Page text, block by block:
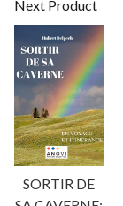
Next Product
SORTIR DE